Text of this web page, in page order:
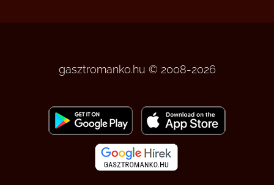
gasztromanko.hu © 2008-2026